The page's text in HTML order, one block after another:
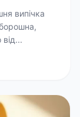
випічка